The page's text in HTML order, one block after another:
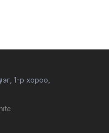
1-р хороо,